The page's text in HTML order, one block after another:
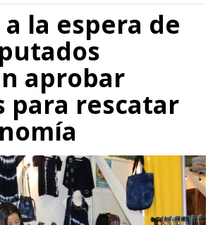
a la espera de
aprobar
para rescatar